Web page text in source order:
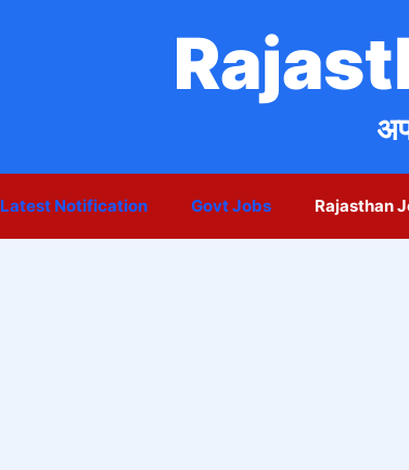
Latest Notification Govt Jobs Rajasthan